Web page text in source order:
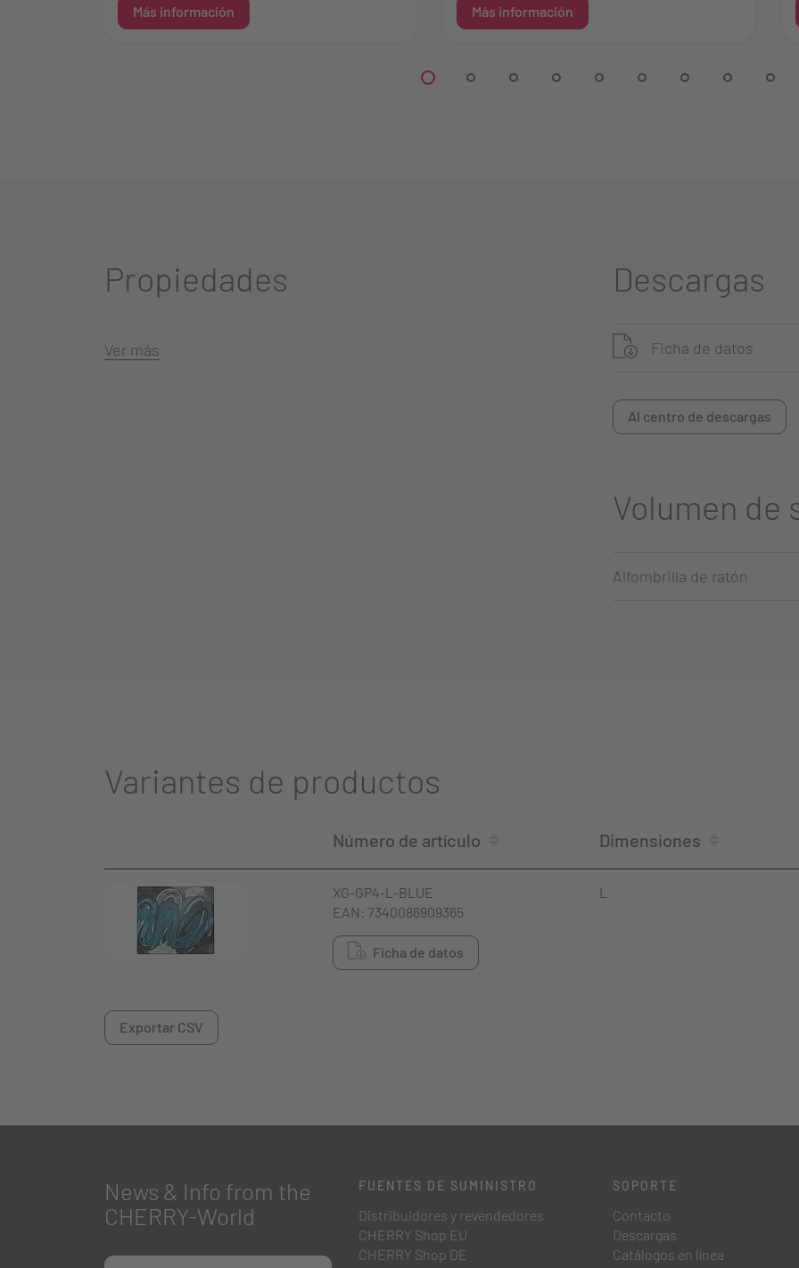
Más información Más información
Propiedades
Ver más
Descargas
Ficha de datos
Al centro de descargas
Volumen de
Alfombrilla de ratón
Variantes de productos
Número de artículo Dimensiones
XG-GP4-L-BLUE
EAN: 7340086909365
Ficha de datos
L
Exportar CSV
News & Info from the
CHERRY-World
FUENTES DE SUMINISTRO
Distribuidores y revendedores
CHERRY Shop EU
CHERRY Shop DE
SOPORTE
Contacto
Descargas
Catálogos en línea